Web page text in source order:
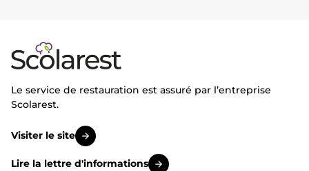
Le service de restauration est assuré par l’entreprise
Scolarest.
Visiter le site
Lire la lettre d'informations